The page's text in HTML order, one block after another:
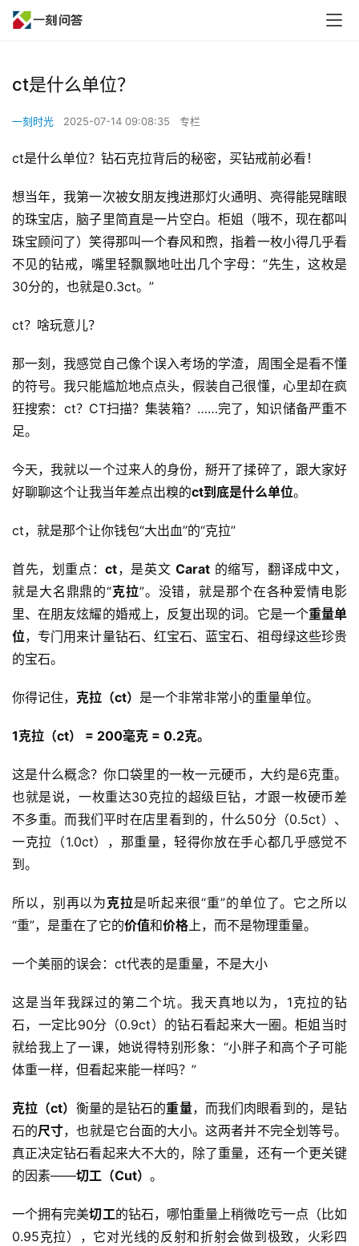
ct是什么单位？
一刻时光 2025-07-14 09:08:35 专栏
ct是什么单位？钻石克拉背后的秘密，买钻戒前必看！
想当年，我第一次被女朋友拽进那灯火通明、亮得能晃瞎眼
的珠宝店，脑子里简直是一片空白。柜姐（哦不，现在都叫
珠宝顾问了）笑得那叫一个春风和煦，指着一枚小得几乎看
不见的钻戒，嘴里轻飘飘地吐出几个字母：“先生，这枚是
30分的，也就是0.3ct。”
ct？啥玩意儿？
那一刻，我感觉自己像个误入考场的学渣，周围全是看不懂
的符号。我只能尴尬地点点头，假装自己很懂，心里却在疯
狂搜索：ct？CT扫描？集装箱？……完了，知识储备严重不
足。
今天，我就以一个过来人的身份，掰开了揉碎了，跟大家好
好聊聊这个让我当年差点出糗的ct到底是什么单位。
ct，就是那个让你钱包“大出血”的“克拉”
首先，划重点：ct，是英文 Carat 的缩写，翻译成中文，
就是大名鼎鼎的“克拉”。没错，就是那个在各种爱情电影
里、在朋友炫耀的婚戒上，反复出现的词。它是一个重量单
位，专门用来计量钻石、红宝石、蓝宝石、祖母绿这些珍贵
的宝石。
你得记住， 克拉（ct） 是一个非常非常小的重量单位。
1克拉（ct） = 200毫克 = 0.2克。
这是什么概念？你口袋里的一枚一元硬币，大约是6克重。
也就是说，一枚重达30克拉的超级巨钻，才跟一枚硬币差
不多重。而我们平时在店里看到的，什么50分（0.5ct）、
一克拉（1.0ct），那重量，轻得你放在手心都几乎感觉不
到。
所以，别再以为克拉是听起来很“重”的单位了。它之所以
“重”，是重在了它的价值和价格上，而不是物理重量。
一个美丽的误会：ct代表的是重量，不是大小
这是当年我踩过的第二个坑。我天真地以为，1克拉的钻
石，一定比90分（0.9ct）的钻石看起来大一圈。柜姐当时
就给我上了一课，她说得特别形象：“小胖子和高个子可能
体重一样，但看起来能一样吗？”
克拉（ct） 衡量的是钻石的重量，而我们肉眼看到的，是钻
石的尺寸，也就是它台面的大小。这两者并不完全划等号。
真正决定钻石看起来大不大的，除了重量，还有一个更关键
的因素——切工（Cut） 。
一个拥有完美切工的钻石，哪怕重量上稍微吃亏一点（比如
0.95克拉），它对光线的反射和折射会做到极致，火彩四